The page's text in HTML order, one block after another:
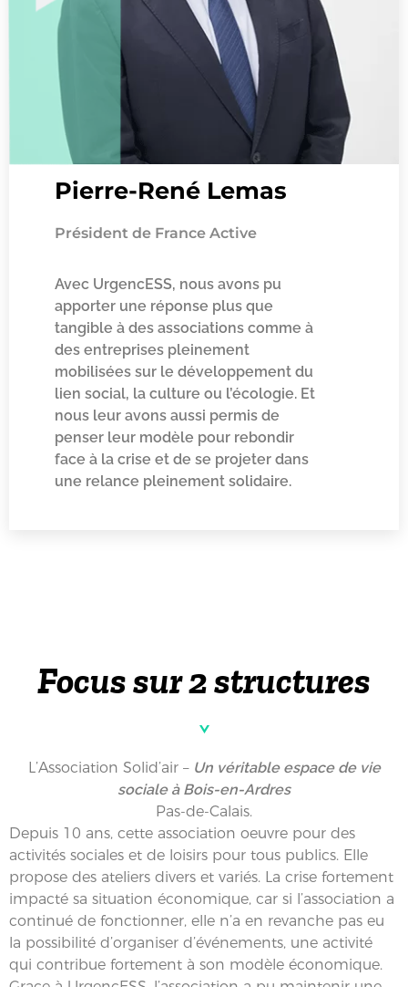
Pierre-René Lemas
Président de France Active
Avec UrgencESS, nous avons pu
apporter une réponse plus que
tangible à des associations comme à
des entreprises pleinement
mobilisées sur le développement du
lien social, la culture ou l’écologie. Et
nous leur avons aussi permis de
penser leur modèle pour rebondir
face à la crise et de se projeter dans
une relance pleinement solidaire.
Focus sur 2 structures
L’Association Solid’air – Un véritable espace de vie
sociale à Bois-en-Ardres
Pas-de-Calais.
Depuis 10 ans, cette association oeuvre pour des
activités sociales et de loisirs pour tous publics. Elle
propose des ateliers divers et variés. La crise fortement
impacté sa situation économique, car si l’association a
continué de fonctionner, elle n’a en revanche pas eu
la possibilité d’organiser d’événements, une activité
qui contribue fortement à son modèle économique.